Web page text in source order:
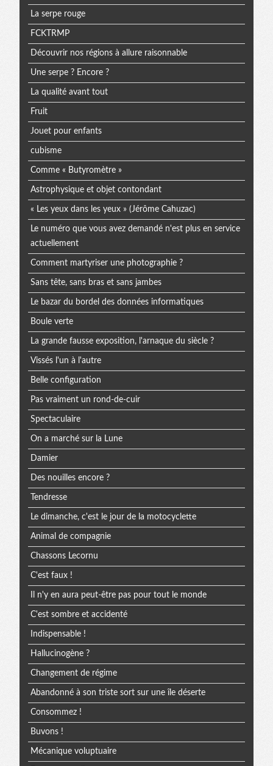
La serpe rouge
FCKTRMP
Découvrir nos régions à allure raisonnable
Une serpe ? Encore ?
La qualité avant tout
Fruit
Jouet pour enfants
cubisme
Comme « Butyromètre »
Astrophysique et objet contondant
« Les yeux dans les yeux » (Jérôme Cahuzac)
Le numéro que vous avez demandé n'est plus en service
actuellement
Comment martyriser une photographie ?
Sans tête, sans bras et sans jambes
Le bazar du bordel des données informatiques
Boule verte
La grande fausse exposition, l'arnaque du siècle ?
Vissés l'un à l'autre
Belle configuration
Pas vraiment un rond-de-cuir
Spectaculaire
On a marché sur la Lune
Damier
Des nouilles encore ?
Tendresse
Le dimanche, c'est le jour de la motocyclette
Animal de compagnie
Chassons Lecornu
C'est faux !
Il n'y en aura peut-être pas pour tout le monde
C'est sombre et accidenté
Indispensable !
Hallucinogène ?
Changement de régime
Abandonné à son triste sort sur une île déserte
Consommez !
Buvons !
Mécanique voluptuaire